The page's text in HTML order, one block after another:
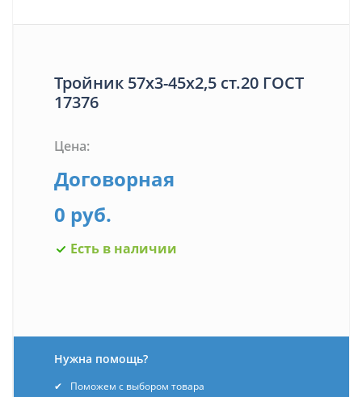
Тройник 57x3-45х2,5 ст.20 ГОСТ
17376
Цена:
Договорная
0 руб.
Есть в наличии
Нужна помощь?
Поможем с выбором товара